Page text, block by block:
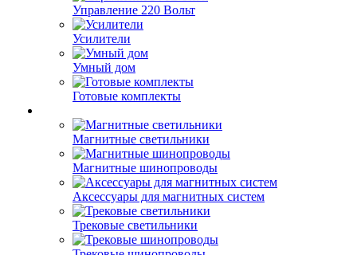
Управление 220 Вольт
Усилители
Умный дом
Готовые комплекты
Магнитные светильники
Магнитные шинопроводы
Аксессуары для магнитных систем
Трековые светильники